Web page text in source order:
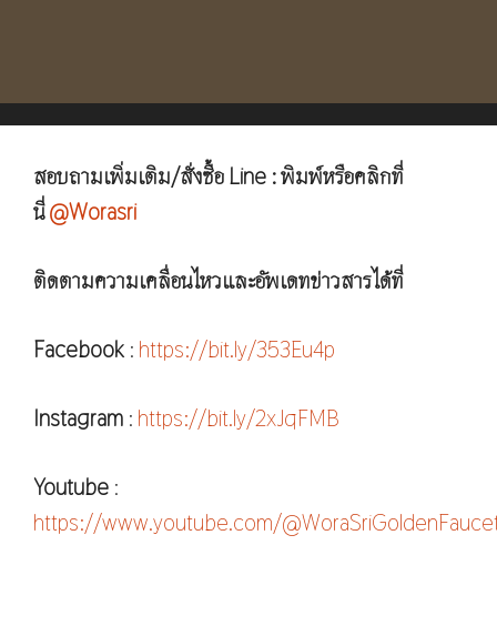
สอบถามเพิ่มเติม/สั่งซื้อ Line : พิมพ์หรือคลิกที่
นี่@Worasri
ติดตามความเคลื่อนไหวและอัพเดทข่าวสารได้ที่
Facebook : https://bit.ly/353Eu4p
Instagram : https://bit.ly/2xJqFMB
Youtube :
https://www.youtube.com/